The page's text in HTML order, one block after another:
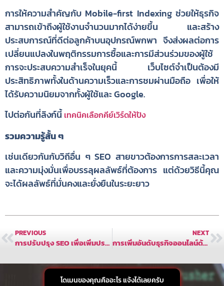
การให้ความสำคัญกับ Mobile-first Indexing ช่วยให้ธุรกิจ
สามารถเข้าถึงผู้ใช้งานจำนวนมากได้ง่ายขึ้น และสร้าง
ประสบการณ์ที่ดีต่อลูกค้าบนอุปกรณ์พกพา จึงส่งผลต่อการ
เปลี่ยนแปลงในพฤติกรรมการซื้อและการมีส่วนร่วมของผู้ใช้
การจะประสบความสำเร็จในยุคนี้ เว็บไซต์จำเป็นต้องมี
ประสิทธิภาพทั้งในด้านความเร็วและการชมผ่านมือถือ เพื่อให้
ได้รับความนิยมจากทั้งผู้ใช้และ Google.
ไปต่อกันที่ลิงก์นี้เทคนิคเลือกคีย์เวิร์ดให้ปัง
รวมความรู้สั้น ๆ
เช่นเดียวกันกับวิถีอื่น ๆ SEO สายขาวต้องการการสละเวลา
และความมุ่งมั่นเพื่อบรรลุผลลัพธ์ที่ต้องการ แต่ด้วยวิธีนี้คุณ
จะได้ผลลัพธ์ที่มั่นคงและยั่งยืนในระยะยาว
PREVIOUS
การปรับปรุง SEO เพื่อเพิ่มประสิทธิภาพธุรกิจในยุคดิจิทัล
NEXT
การเพิ่มอันดับธุรกิจออนไลน์ด้วยเทคนิค SEO สายขาว
โดเมนของคุณคืออะไร แจ้งได้เลยครับ